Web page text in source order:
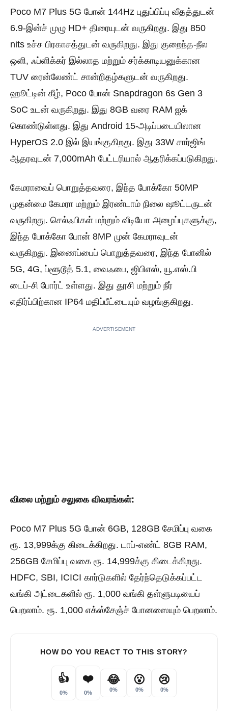
Poco M7 Plus 5G போன் 144Hz புதுப்பிப்பு வீதத்துடன்
6.9-இன்ச் முழு HD+ திரையுடன் வருகிறது. இது 850
nits உச்ச பிரகாசத்துடன் வருகிறது. இது குறைந்த-நீல
ஒளி, ஃப்ளிக்கர் இல்லாத மற்றும் சர்க்காடியனுக்கான
TUV ரைன்லேண்ட் சான்றிதழ்களுடன் வருகிறது.
ஹூட்டின் கீழ், Poco போன் Snapdragon 6s Gen 3
SoC உடன் வருகிறது. இது 8GB வரை RAM ஐக்
கொண்டுள்ளது. இது Android 15-அடிப்படையிலான
HyperOS 2.0 இல் இயங்குகிறது. இது 33W சார்ஜிங்
ஆதரவுடன் 7,000mAh பேட்டரியால் ஆதரிக்கப்படுகிறது.
கேமராவைப் பொறுத்தவரை, இந்த போக்கோ 50MP
முதன்மை கேமரா மற்றும் இரண்டாம் நிலை ஷூட்டருடன்
வருகிறது. செல்ஃபிகள் மற்றும் வீடியோ அழைப்புகளுக்கு,
இந்த போக்கோ போன் 8MP முன் கேமராவுடன்
வருகிறது. இணைப்பைப் பொறுத்தவரை, இந்த போனில்
5G, 4G, ப்ளூடூத் 5.1, வைஃபை, ஜிபிஎஸ், யூ.எஸ்.பி
டைப்-சி போர்ட் உள்ளது. இது தூசி மற்றும் நீர்
எதிர்ப்பிற்கான IP64 மதிப்பீட்டையும் வழங்குகிறது.
ADVERTISEMENT
விலை மற்றும் சலுகை விவரங்கள்:
Poco M7 Plus 5G போன் 6GB, 128GB சேமிப்பு வகை
ரூ. 13,999க்கு கிடைக்கிறது. டாப்-எண்ட் 8GB RAM,
256GB சேமிப்பு வகை ரூ. 14,999க்கு கிடைக்கிறது.
HDFC, SBI, ICICI கார்டுகளில் தேர்ந்தெடுக்கப்பட்ட
வங்கி அட்டைகளில் ரூ. 1,000 வங்கி தள்ளுபடியைப்
பெறலாம். ரூ. 1,000 எக்ஸ்சேஞ்ச் போனஸையும் பெறலாம்.
HOW DO YOU REACT TO THIS STORY?
👍
0%
❤️
0%
😂
0%
😮
0%
😢
0%